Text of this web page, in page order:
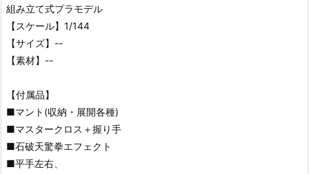
組み立て式プラモデル
【スケール】1/144
【サイズ】--
【素材】--
【付属品】
■マント(収納・展開各種)
■マスタークロス＋握り手
■石破天驚拳エフェクト
■平手左右、